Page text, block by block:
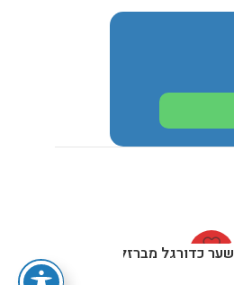
-32%
שער כדורגל מברזל